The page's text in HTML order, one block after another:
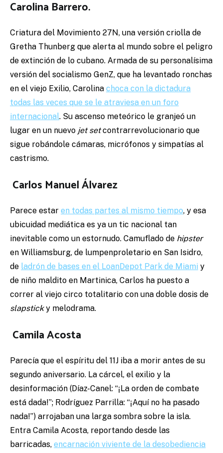
Carolina Barrero.
Criatura del Movimiento 27N, una versión criolla de
Gretha Thunberg que alerta al mundo sobre el peligro
de extinción de lo cubano. Armada de su personalísima
versión del socialismo GenZ, que ha levantado ronchas
en el viejo Exilio, Carolina choca con la dictadura
todas las veces que se le atraviesa en un foro
internacional. Su ascenso meteórico le granjeó un
lugar en un nuevo jet setcontrarrevolucionario que
sigue robándole cámaras, micrófonos y simpatías al
castrismo.
Carlos Manuel Álvarez
Parece estar en todas partes al mismo tiempo, y esa
ubicuidad mediática es ya un tic nacional tan
inevitable como un estornudo. Camuflado de hipster
en Williamsburg, de lumpenproletario en San Isidro,
de ladrón de bases en el LoanDepot Park de Miami y
de niño maldito en Martinica, Carlos ha puesto a
correr al viejo circo totalitario con una doble dosis de
slapsticky melodrama.
Camila Acosta
Parecía que el espíritu del 11J iba a morir antes de su
segundo aniversario. La cárcel, el exilio y la
desinformación (Díaz-Canel: “¡La orden de combate
está dada!”; Rodríguez Parrilla: “¡Aquí no ha pasado
nada!”) arrojaban una larga sombra sobre la isla.
Entra Camila Acosta, reportando desde las
barricadas, encarnación viviente de la desobediencia